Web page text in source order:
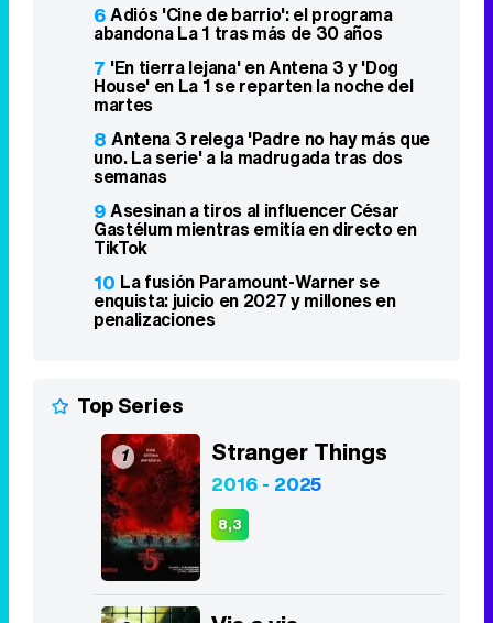
6Adiós 'Cine de barrio': el programa
abandona La 1 tras más de 30 años
7 'En tierra lejana' en Antena 3 y 'Dog
House' en La 1 se reparten la noche del
martes
8 Antena 3 relega 'Padre no hay más que
uno. La serie' a la madrugada tras dos
semanas
9Asesinan a tiros al influencer César
Gastélum mientras emitía en directo en
TikTok
10 La fusión Paramount-Warner se
enquista: juicio en 2027 y millones en
penalizaciones
Top Series
1 Stranger Things
2016 - 2025
8,3